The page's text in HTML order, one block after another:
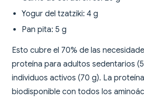
Yogur del tzatziki: 4 g
Pan pita: 5 g
Esto cubre el 70% de las
proteína para adultos sedentarios
individuos activos (70 g). La
biodisponible con todos los